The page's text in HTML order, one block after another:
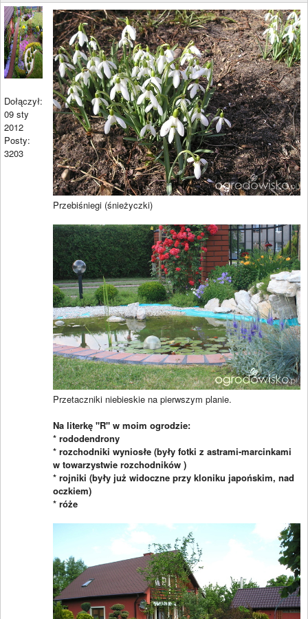
Dołączył:
09 sty
2012
Posty:
3203
Przebiśniegi (śnieżyczki)
Przetaczniki niebieskie na pierwszym planie.
Na literkę "R" w moim ogrodzie:
* rododendrony
* rozchodniki wyniosłe (były fotki z astrami-marcinkami
w towarzystwie rozchodników )
* rojniki (były już widoczne przy kloniku japońskim, nad
oczkiem)
* róże